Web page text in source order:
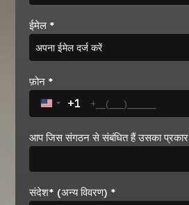
ईमेल *
फ़ोन *
United States +1
+1
आप जिस संगठन से संबंधित हैं उसका प्रकार
संदेश* (अन्य विवरण) *